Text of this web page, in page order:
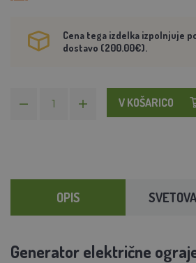
Cena tega izdelka izpolnjuje
dostavo (200.00€).
V KOŠARICO
OPIS
Generator električne